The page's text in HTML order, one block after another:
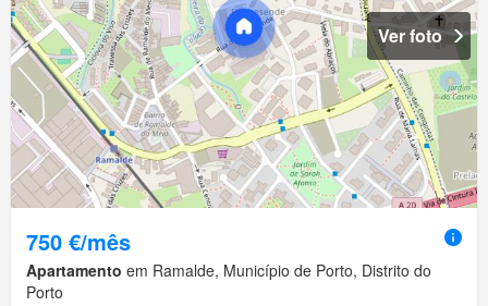
Ver foto
750 €/mês
Apartamento em Ramalde, Município de Porto, Distrito do
Porto